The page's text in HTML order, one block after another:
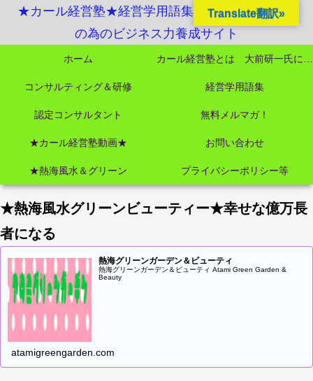
★カール経営塾★経営学用語集起業独立成功MBA
の為のビジネス力養成サイト
ホーム
コンサルティング＆研修 経営学用語集
認定コンサルタント 無料メルマガ！
★カール経営塾動画★ お問い合わせ
★熱海風水＆グリーン プライバシーポリシー等
★熱海風水グリーンビューティー★幸せな億万長
者になる
熱海グリーンガーデン＆ビューティ
熱海グリーンガーデン＆ビューティ Atami Green Garden &
Beauty
atamigreengarden.com
Translate翻訳»